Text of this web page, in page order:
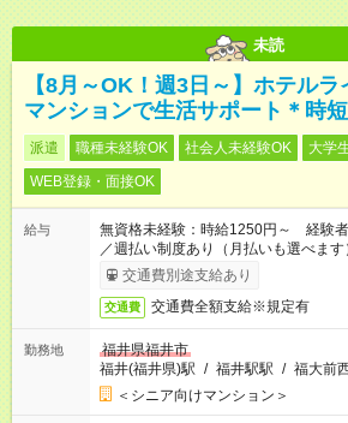
未読
【8月～OK！週3日～】ホテル
マンションで生活サポート＊時
派遣 職種未経験OK 社会人未経験OK 大学
WEB登録・面接OK
給与
無資格未経験：時給1250円～ 経験
／週払い制度あり（月払いも選べま
了次第のお支払いとなります。
交通費別途支給あり
交通費 交通費全額支給※規定有
勤務地
福井県福井市
福井(福井県)駅 / 福井駅駅 / 福大前
＜シニア向けマンション＞